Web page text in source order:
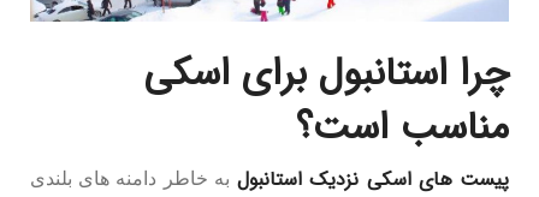
چرا استانبول برای اسکی
مناسب است؟
پیست های اسکی نزدیک استانبول به خاطر دامنه های بلندی